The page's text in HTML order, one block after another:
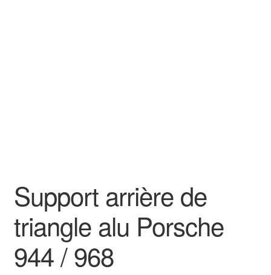
Support arrière de
triangle alu Porsche
944 / 968